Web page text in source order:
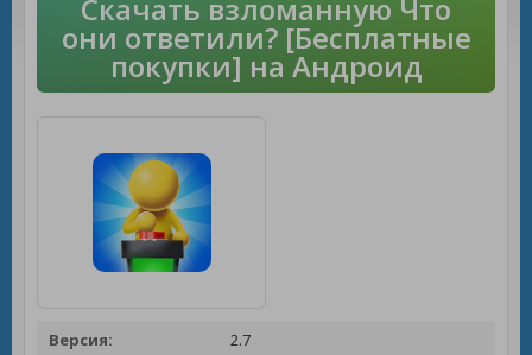
Скачать взломанную Что
они ответили? [Бесплатные
покупки] на Андроид
Версия:
2.7